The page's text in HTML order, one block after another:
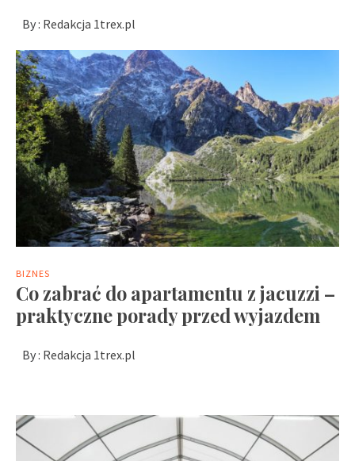
By : Redakcja 1trex.pl
BIZNES
Co zabrać do apartamentu z jacuzzi –
praktyczne porady przed wyjazdem
By : Redakcja 1trex.pl